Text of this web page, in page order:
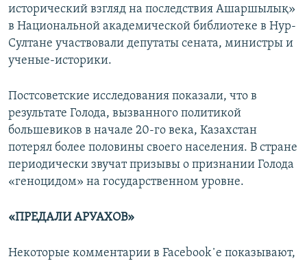
исторический взгляд на последствия Ашаршылық»
в Национальной академической библиотеке в Нур-
Султане участвовали депутаты сената, министры и
ученые-историки.
Постсоветские исследования показали, что в
результате Голода, вызванного политикой
большевиков в начале 20-го века, Казахстан
потерял более половины своего населения. В стране
периодически звучат призывы о признании Голода
«геноцидом» на государственном уровне.
«ПРЕДАЛИ АРУАХОВ»
Некоторые комментарии в Facebook᾽е показывают,